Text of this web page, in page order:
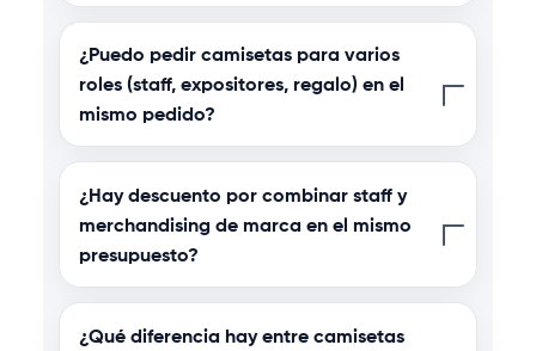
¿Puedo pedir camisetas para varios
roles (staff, expositores, regalo) en el
mismo pedido?
¿Hay descuento por combinar staff y
merchandising de marca en el mismo
presupuesto?
¿Qué diferencia hay entre camisetas